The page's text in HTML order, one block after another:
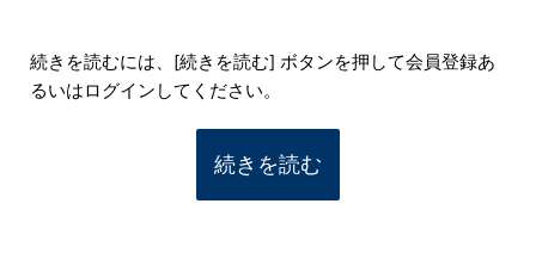
続きを読むには、[続きを読む] ボタンを押して会員登録あ
るいはログインしてください。
続きを読む